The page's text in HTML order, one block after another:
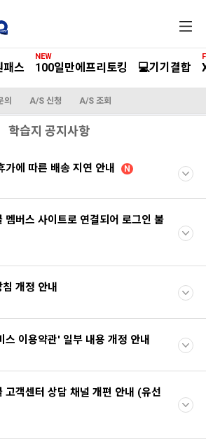
메
패스 100일만에프리토킹
NEW
💻기기결합
의 A/S 신청 A/S 조회
학습지 공지사항
가에 따른 배송 지연 안내
N
멤버스 사이트로 연결되어 로그인 불
개정 안내
이용약관' 일부 내용 개정 안내
고객센터 상담 채널 개편 안내 (유선